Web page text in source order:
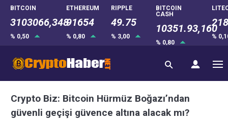
BITCOIN
3103066,348
% 0,50
ETHEREUM
91654
% 0,80
RIPPLE
49.75
% 3,00
BITCOIN
CASH
10351.93,160
% 0,80
%
Crypto Biz: Bitcoin Hürmüz Boğazı’ndan
güvenli geçişi güvence altına alacak mı?